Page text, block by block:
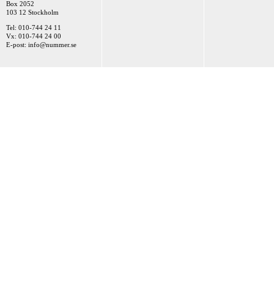
Box 2052
103 12 Stockholm
Tel: 010-744 24 11
Vx: 010-744 24 00
E-post: info@nummer.se